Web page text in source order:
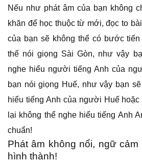
Nếu như phát âm của bạn không
khăn để học thuộc từ mới, đọc to
của bạn sẽ không thể có bước
thể nói giọng Sài Gòn, như vậy
nghe hiểu người tiếng Anh của
bạn nói giọng Huế, như vậy bạn
hiểu tiếng Anh của người Huế
lại không thể nghe hiểu tiếng Anh
chuẩn!
Phát âm không nổi, ngữ
hình thành!